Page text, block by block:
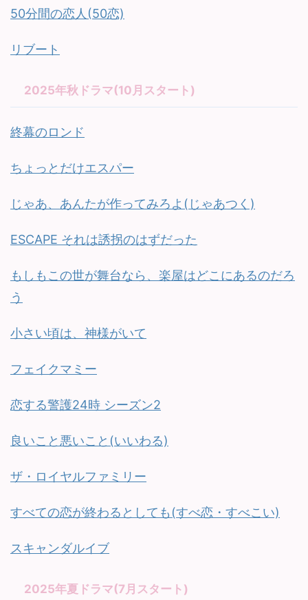
50分間の恋人(50恋)
リブート
2025年秋ドラマ(10月スタート)
終幕のロンド
ちょっとだけエスパー
じゃあ、あんたが作ってみろよ(じゃあつく)
ESCAPE それは誘拐のはずだった
もしもこの世が舞台なら、楽屋はどこにあるのだろ
う
小さい頃は、神様がいて
フェイクマミー
恋する警護24時 シーズン2
良いこと悪いこと(いいわる)
ザ・ロイヤルファミリー
すべての恋が終わるとしても(すべ恋・すべこい)
スキャンダルイブ
2025年夏ドラマ(7月スタート)